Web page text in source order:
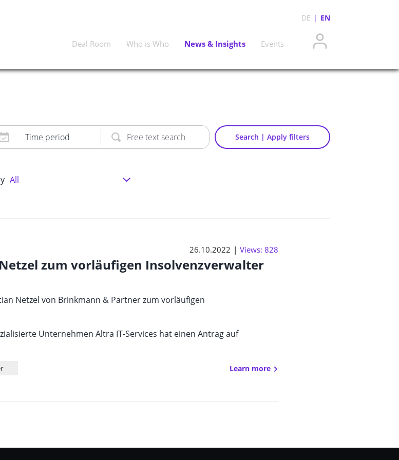
Deal Room Who is Who News & Insights Events
DE EN
Time period
26.10.2022 Views: 828
zum vorläufigen Insolvenzverwalter
Netzel von Brinkmann & Partner zum vorläufigen
Unternehmen Altra IT-Services hat einen Antrag auf
Learn more